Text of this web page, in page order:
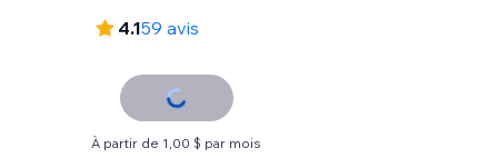
4.159 avis
À partir de 1,00 $ par mois